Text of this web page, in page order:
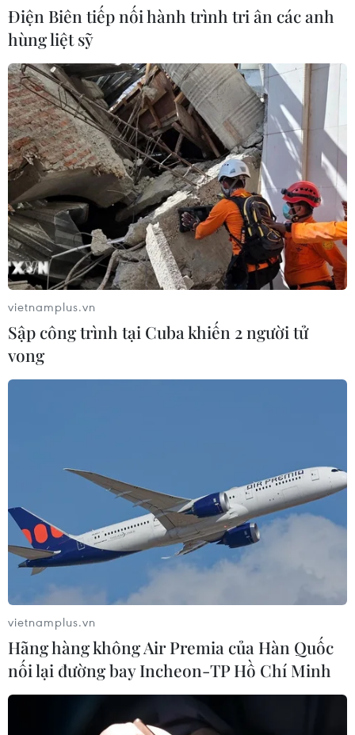
Điện Biên tiếp nối hành trình tri ân các anh
hùng liệt sỹ
vietnamplus.vn
Sập công trình tại Cuba khiến 2 người tử
vong
vietnamplus.vn
Hãng hàng không Air Premia của Hàn Quốc
nối lại đường bay Incheon-TP Hồ Chí Minh